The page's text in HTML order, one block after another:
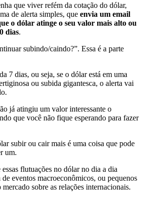
que viver refém da cotação do dólar,
de alerta simples, que envia um email
o dólar atinge o seu valor mais alto ou
dias.
subindo/caindo?”. Essa é a parte
7 dias, ou seja, se o dólar está em uma
ou subida gigantesca, o alerta vai
já atingiu um valor interessante o
que você não fique esperando para fazer
subir ou cair mais é uma coisa que pode
um.
flutuações no dólar no dia a dia
de eventos macroeconômicos, ou pequenos
sobre as relações internacionais.